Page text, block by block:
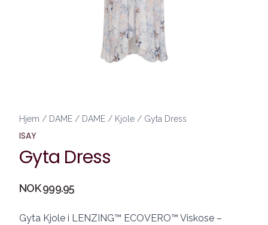
Hjem / DAME / DAME / Kjole / Gyta Dress
ISAY
Gyta Dress
Produktdetaljer
NOK 999.95
Description
Gyta Kjole i LENZING™ ECOVERO™ Viskose –